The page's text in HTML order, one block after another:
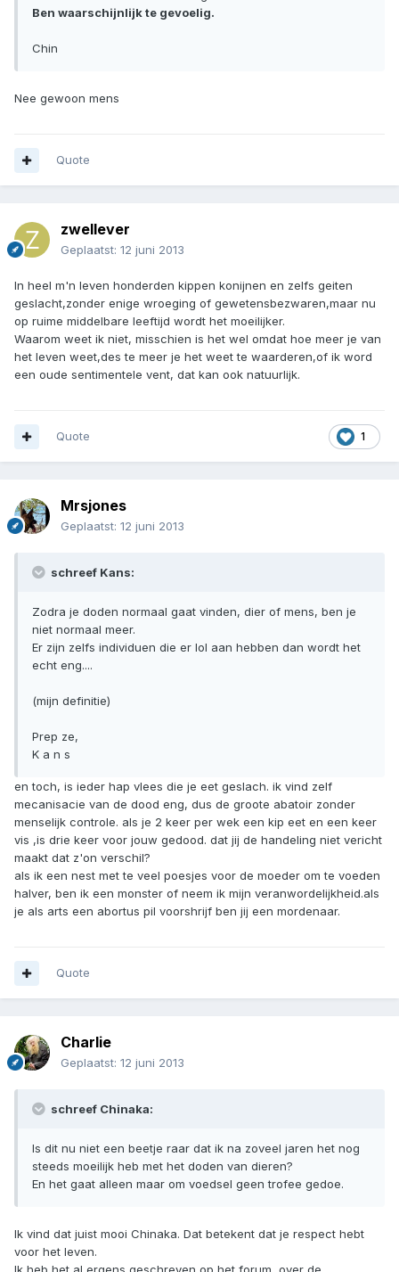
Ben waarschijnlijk te gevoelig.
Chin
Nee gewoon mens
Quote
zwellever
Geplaatst: 12 juni 2013
In heel m'n leven honderden kippen konijnen en zelfs geiten
geslacht,zonder enige wroeging of gewetensbezwaren,maar nu
op ruime middelbare leeftijd wordt het moeilijker.
Waarom weet ik niet, misschien is het wel omdat hoe meer je van
het leven weet,des te meer je het weet te waarderen,of ik word
een oude sentimentele vent, dat kan ook natuurlijk.
1
Quote
Mrsjones
Geplaatst: 12 juni 2013
schreef Kans:
Zodra je doden normaal gaat vinden, dier of mens, ben je
niet normaal meer.
Er zijn zelfs individuen die er lol aan hebben dan wordt het
echt eng....
(mijn definitie)
Prep ze,
K a n s
en toch, is ieder hap vlees die je eet geslach. ik vind zelf
mecanisacie van de dood eng, dus de groote abatoir zonder
menselijk controle. als je 2 keer per wek een kip eet en een keer
vis ,is drie keer voor jouw gedood. dat jij de handeling niet vericht
maakt dat z'on verschil?
als ik een nest met te veel poesjes voor de moeder om te voeden
halver, ben ik een monster of neem ik mijn veranwordelijkheid.als
je als arts een abortus pil voorshrijf ben jij een mordenaar.
Quote
Charlie
Geplaatst: 12 juni 2013
schreef Chinaka:
Is dit nu niet een beetje raar dat ik na zoveel jaren het nog
steeds moeilijk heb met het doden van dieren?
En het gaat alleen maar om voedsel geen trofee gedoe.
Ik vind dat juist mooi Chinaka. Dat betekent dat je respect hebt
voor het leven.